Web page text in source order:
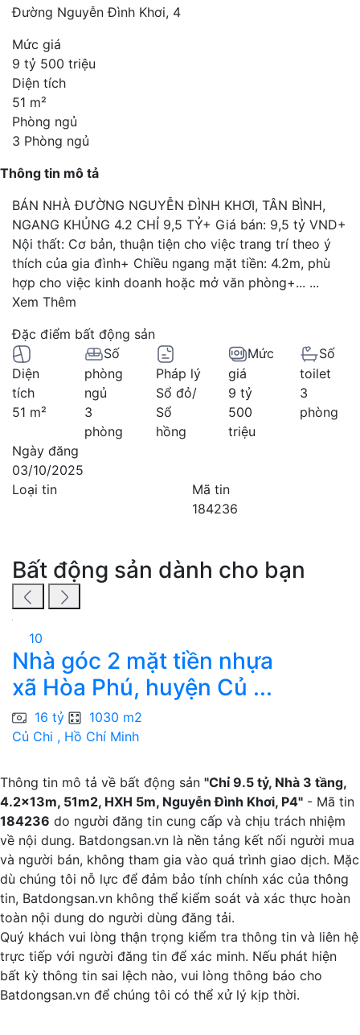
Đường Nguyễn Đình Khơi, 4
Mức giá
9 tỷ 500 triệu
Diện tích
51 m²
Phòng ngủ
3 Phòng ngủ
Thông tin mô tả
BÁN NHÀ ĐƯỜNG NGUYỄN ĐÌNH KHƠI, TÂN BÌNH,
NGANG KHỦNG 4.2 CHỈ 9,5 TỶ+ Giá bán: 9,5 tỷ VND+
Nội thất: Cơ bản, thuận tiện cho việc trang trí theo ý
thích của gia đình+ Chiều ngang mặt tiền: 4.2m, phù
hợp cho việc kinh doanh hoặc mở văn phòng+... ...
Xem Thêm
Đặc điểm bất động sản
Diện
tích
51 m²
Số
phòng
ngủ
3
phòng
Pháp lý
Sổ đỏ/
Sổ
hồng
Mức
giá
9 tỷ
500
triệu
Số
toilet
3
phòng
Ngày đăng
03/10/2025
Loại tin
Mã tin
184236
Bất động sản dành cho bạn
10
Nhà góc 2 mặt tiền nhựa
xã Hòa Phú, huyện Củ ...
16 tỷ
1030 m2
Củ Chi , Hồ Chí Minh
Thông tin mô tả về bất động sản "Chỉ 9.5 tỷ, Nhà 3 tầng,
4.2x13m, 51m2, HXH 5m, Nguyễn Đình Khơi, P4" - Mã tin
184236 do người đăng tin cung cấp và chịu trách nhiệm
về nội dung. Batdongsan.vn là nền tảng kết nối người mua
và người bán, không tham gia vào quá trình giao dịch. Mặc
dù chúng tôi nỗ lực để đảm bảo tính chính xác của thông
tin, Batdongsan.vn không thể kiểm soát và xác thực hoàn
toàn nội dung do người dùng đăng tải.
Quý khách vui lòng thận trọng kiểm tra thông tin và liên hệ
trực tiếp với người đăng tin để xác minh. Nếu phát hiện
bất kỳ thông tin sai lệch nào, vui lòng thông báo cho
Batdongsan.vn để chúng tôi có thể xử lý kịp thời.